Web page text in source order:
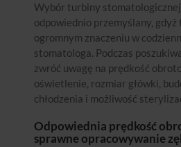
Wybór turbiny
odpowiednio przemyślany, gdyż
ogromnym znaczeniu w
stomatologa. Podczas
zwróć uwagę na prędkość
oświetlenie, rozmiar główki,
chłodzenia i możliwość
Odpowiednia prędkość
sprawne opracowywanie